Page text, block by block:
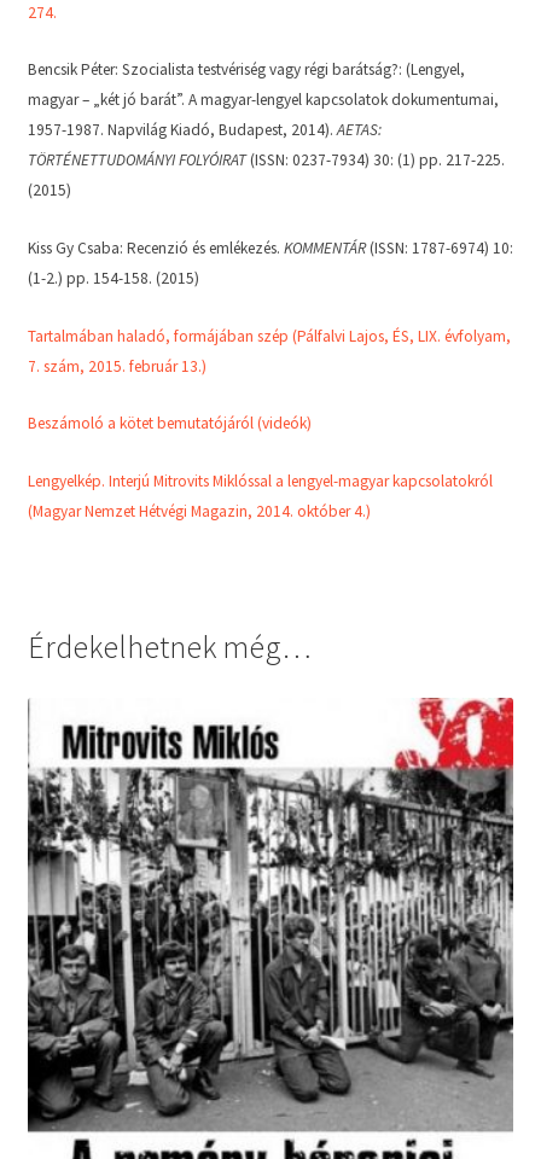
274.
Bencsik Péter: Szocialista testvériség vagy régi barátság?: (Lengyel,
magyar – „két jó barát”. A magyar-lengyel kapcsolatok dokumentumai,
1957-1987. Napvilág Kiadó, Budapest, 2014).AETAS:
TÖRTÉNETTUDOMÁNYI FOLYÓIRAT(ISSN: 0237-7934) 30: (1) pp. 217-225.
(2015)
Kiss Gy Csaba: Recenzió és emlékezés. KOMMENTÁR(ISSN: 1787-6974) 10:
(1-2.) pp. 154-158. (2015)
Tartalmában haladó, formájában szép (Pálfalvi Lajos, ÉS, LIX. évfolyam,
7. szám, 2015. február 13.)
Beszámoló a kötet bemutatójáról (videók)
Lengyelkép. Interjú Mitrovits Miklóssal a lengyel-magyar kapcsolatokról
(Magyar Nemzet Hétvégi Magazin, 2014. október 4.)
Érdekelhetnek még…